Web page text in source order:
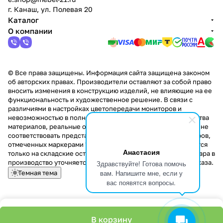
Анастасия
Здравствуйте! Готова помочь
вам. Напишите мне, если у
вас появятся вопросы.
В корзину
г. Канаш, ул. Полевая 20
Каталог
О компании
© Все права защищены. Информация сайта защищена законом
об авторских правах. Производители оставляют за собой право
вносить изменения в конструкцию изделий, не влияющие на ее
функциональность и художественное решение. В связи с
различиями в настройках цветопередачи мониторов и
невозможностью в полной мере передать некоторые свойства
материалов, реальные оттенки и текстуры продукции могут не
соответствовать представленным на сайте. Стоимость товаров,
отмеченных маркерами "Скидка!" и "Акция!" распространяется
только на складские остатки. Стоимость заказа данного товара в
производство уточняется у менеджера при оформлении заказа.
Темная тема